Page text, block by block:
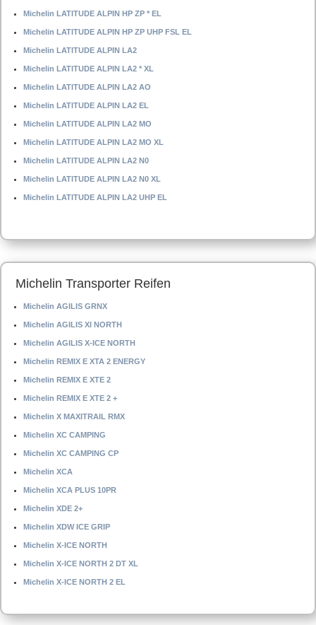
Michelin LATITUDE ALPIN HP ZP * EL
Michelin LATITUDE ALPIN HP ZP UHP FSL EL
Michelin LATITUDE ALPIN LA2
Michelin LATITUDE ALPIN LA2 * XL
Michelin LATITUDE ALPIN LA2 AO
Michelin LATITUDE ALPIN LA2 EL
Michelin LATITUDE ALPIN LA2 MO
Michelin LATITUDE ALPIN LA2 MO XL
Michelin LATITUDE ALPIN LA2 N0
Michelin LATITUDE ALPIN LA2 N0 XL
Michelin LATITUDE ALPIN LA2 UHP EL
Michelin Transporter Reifen
Michelin AGILIS GRNX
Michelin AGILIS XI NORTH
Michelin AGILIS X-ICE NORTH
Michelin REMIX E XTA 2 ENERGY
Michelin REMIX E XTE 2
Michelin REMIX E XTE 2 +
Michelin X MAXITRAIL RMX
Michelin XC CAMPING
Michelin XC CAMPING CP
Michelin XCA
Michelin XCA PLUS 10PR
Michelin XDE 2+
Michelin XDW ICE GRIP
Michelin X-ICE NORTH
Michelin X-ICE NORTH 2 DT XL
Michelin X-ICE NORTH 2 EL